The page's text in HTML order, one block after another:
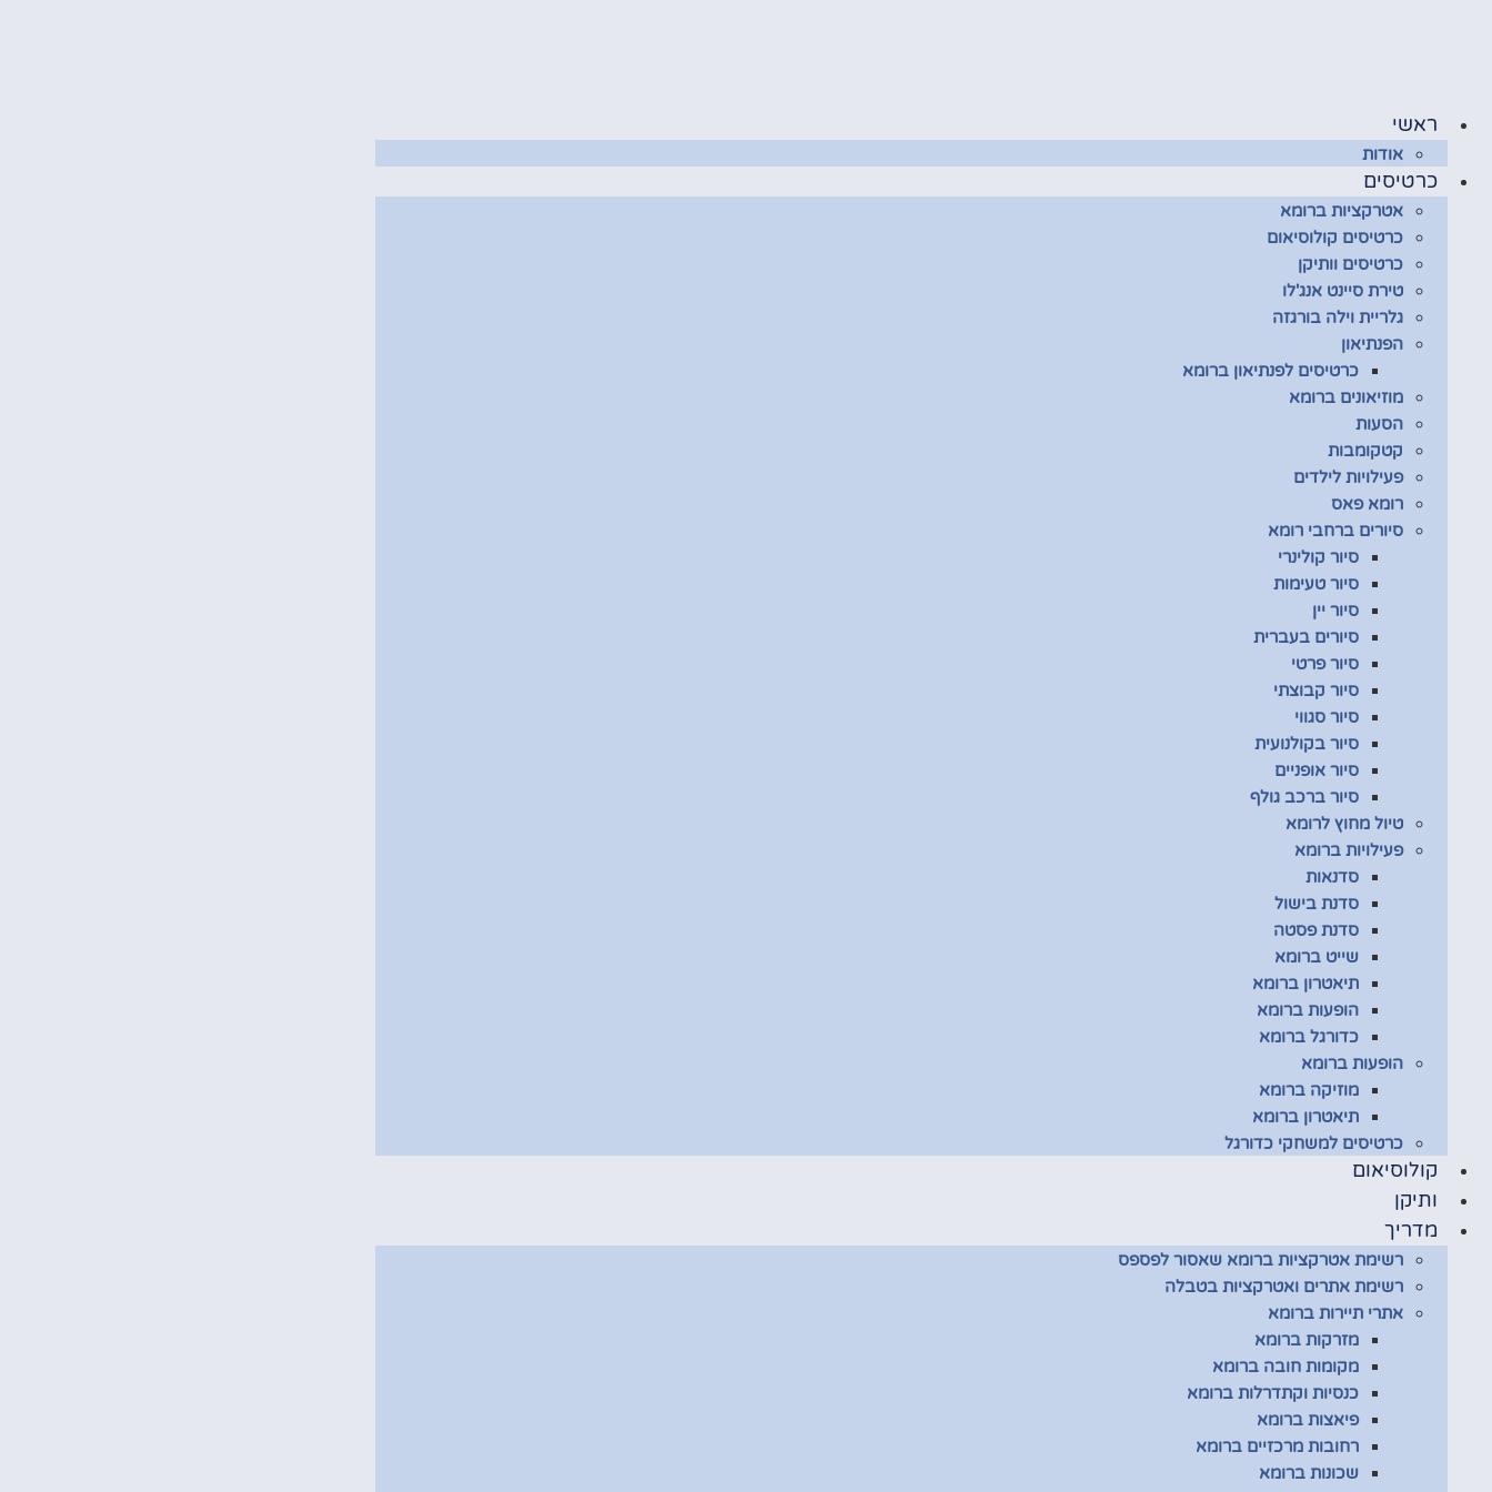
ראשי
אודות
כרטיסים
אטרקציות ברומא
כרטיסים קולוסיאום
כרטיסים וותיקן
טירת סיינט אנג'לו
גלריית וילה בורגזה
הפנתיאון
כרטיסים לפנתיאון ברומא
מוזיאונים ברומא
הסעות
קטקומבות
פעילויות לילדים
רומא פאס
סיורים ברחבי רומא
סיור קולינרי
סיור טעימות
סיור יין
סיורים בעברית
סיור פרטי
סיור קבוצתי
סיור סגווי
סיור בקולנועית
סיור אופניים
סיור ברכב גולף
טיול מחוץ לרומא
פעילויות ברומא
סדנאות
סדנת בישול
סדנת פסטה
שייט ברומא
תיאטרון ברומא
הופעות ברומא
כדורגל ברומא
הופעות ברומא
מוזיקה ברומא
תיאטרון ברומא
כרטיסים למשחקי כדורגל
קולוסיאום
ותיקן
מדריך
רשימת אטרקציות ברומא שאסור לפספס
רשימת אתרים ואטרקציות בטבלה
אתרי תיירות ברומא
מזרקות ברומא
מקומות חובה ברומא
כנסיות וקתדרלות ברומא
פיאצות ברומא
רחובות מרכזיים ברומא
שכונות ברומא